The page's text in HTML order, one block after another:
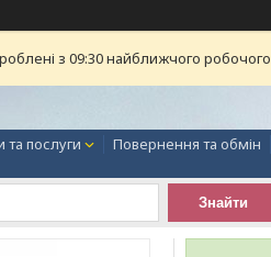
з 09:30 найближчого робочого
та послуги Повернення та обмін
Знайти